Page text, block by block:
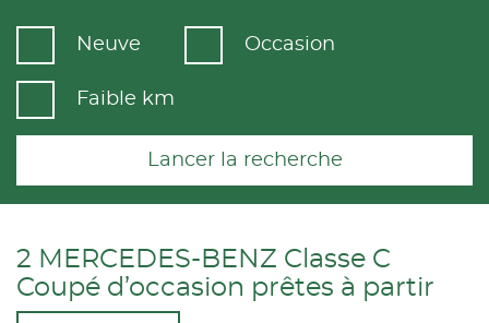
Neuve Occasion
Faible km
Lancer la recherche
2 MERCEDES-BENZ Classe C
Coupé d’occasion prêtes à partir